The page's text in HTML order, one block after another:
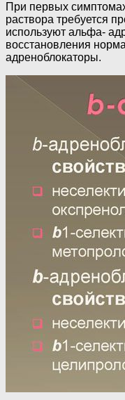
При первых
раствора требуется
используют альфа-
восстановления
адреноблокаторы.